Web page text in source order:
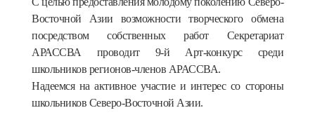
Восточной Азии возможности творческого обмена
посредством собственных работ Секретариат
АРАССВА проводит 9-й Арт-конкурс среди
школьников регионов-членов АРАССВА.
Надеемся на активное участие и интерес со стороны
школьников Северо-Восточной Азии.